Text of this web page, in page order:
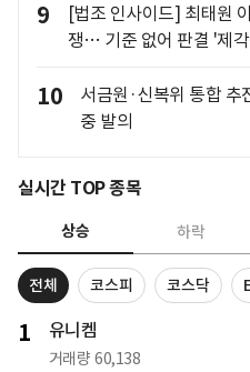
9
[법조 인사이드] 최태원
쟁… 기준 없어 판결 '제
10
서금원·신복위 통합
중 발의
실시간 TOP 종목
상승 하락
전체 코스피 코스닥
1 유니켐
거래량 60,138